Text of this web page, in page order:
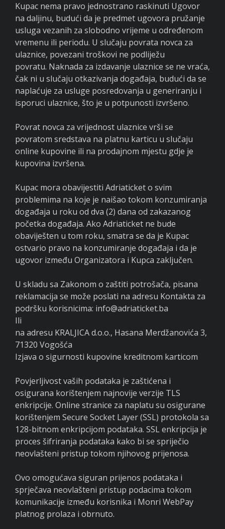
Kupac nema pravo jednostrano raskinuti Ugovor
na daljinu, budući da je predmet ugovora pružanje
usluga vezanih za slobodno vrijeme u određenom
vremenu ili periodu. U slučaju povrata novca za
ulaznice, povezani troškovi ne podliježu
povratu. Naknada za izdavanje ulaznice se ne vraća,
čak ni u slučaju otkazivanja događaja, budući da se
naplaćuje za usluge posredovanja u generiranju i
isporuci ulaznice, što je u potpunosti izvršeno.
Povrat novca za vrijednost ulaznice vrši se
povratom sredstava na platnu karticu u slučaju
online kupovine ili na prodajnom mjestu gdje je
kupovina izvršena.
Kupac mora obavijestiti Adriaticket o svim
problemima na koje je naišao tokom konzumiranja
događaja u roku od dva (2) dana od zakazanog
početka događaja. Ako Adriaticket ne bude
obaviješten u tom roku, smatra se da je Kupac
ostvario pravo na konzumiranje događaja i da je
ugovor između Organizatora i Kupca zaključen.
U skladu sa Zakonom o zaštiti potrošača, pisana
reklamacija se može poslati na adresu Kontakta za
podršku korisnicima: info@adriaticket.ba
Ili
na adresu KRALJICA d.o.o., Hasana Merdžanovića 3,
71320 Vogošća
Izjava o sigurnosti kupovine kreditnom karticom
Povjerljivost vaših podataka je zaštićena i
osigurana korištenjem najnovije verzije TLS
enkripcije. Online stranice za naplatu su osigurane
korištenjem Secure Socket Layer (SSL) protokola sa
128-bitnom enkripcijom podataka. SSL enkripcija je
proces šifriranja podataka kako bi se spriječio
neovlašteni pristup tokom njihovog prijenosa.
Ovo omogućava siguran prijenos podataka i
sprječava neovlašteni pristup podacima tokom
komunikacije između korisnika i Monri WebPay
platnog prolaza i obrnuto.